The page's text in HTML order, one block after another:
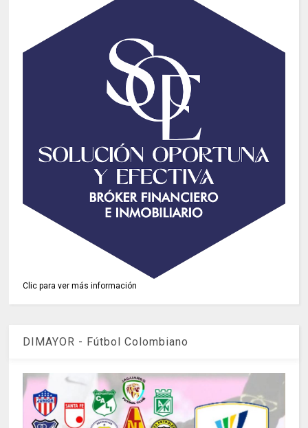
Clic para ver más información
DIMAYOR - Fútbol Colombiano